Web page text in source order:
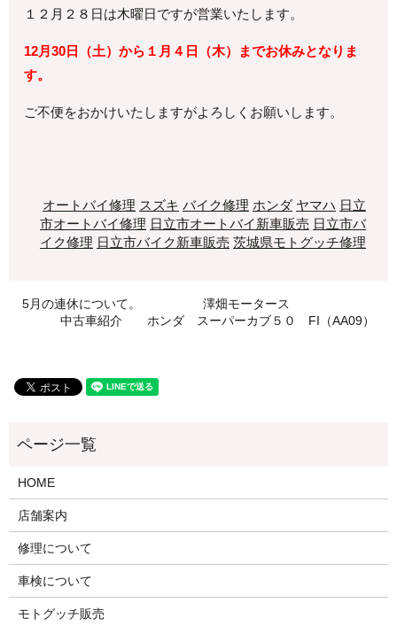
１２月２８日は木曜日ですが営業いたします。
12月30日（土）から１月４日（木）までお休みとなりま
す。
ご不便をおかけいたしますがよろしくお願いします。
オートバイ修理 スズキ バイク修理 ホンダ ヤマハ 日立
市オートバイ修理 日立市オートバイ新車販売 日立市バ
イク修理 日立市バイク新車販売 茨城県モトグッチ修理
5月の連休について。 澤畑モータース
中古車紹介 ホンダ スーパーカブ５０ FI（AA09）
HOME
店舗案内
修理について
車検について
モトグッチ販売